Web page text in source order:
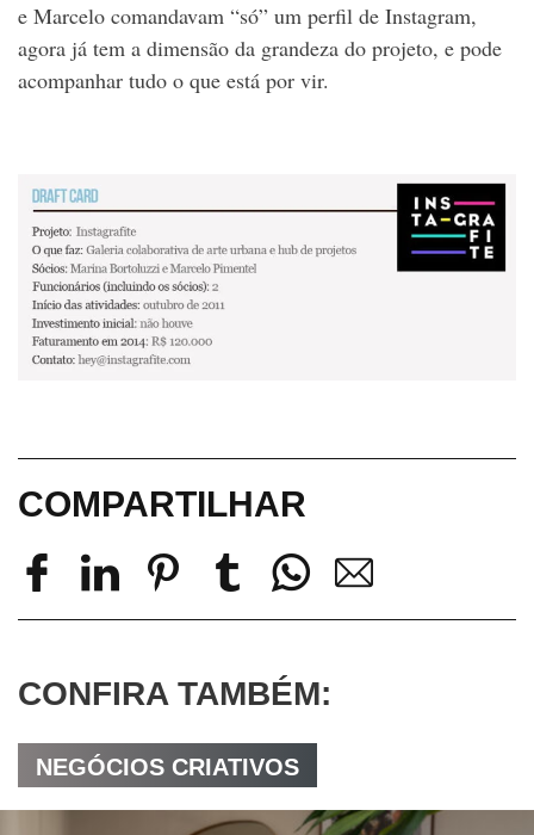
e Marcelo comandavam “só” um perfil de Instagram,
agora já tem a dimensão da grandeza do projeto, e pode
acompanhar tudo o que está por vir.
COMPARTILHAR
CONFIRA TAMBÉM:
NEGÓCIOS CRIATIVOS